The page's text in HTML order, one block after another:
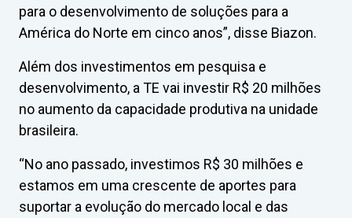
para o desenvolvimento de soluções para a
América do Norte em cinco anos”, disse Biazon.
Além dos investimentos em pesquisa e
desenvolvimento, a TE vai investir R$ 20 milhões
no aumento da capacidade produtiva na unidade
brasileira.
“No ano passado, investimos R$ 30 milhões e
estamos em uma crescente de aportes para
suportar a evolução do mercado local e das